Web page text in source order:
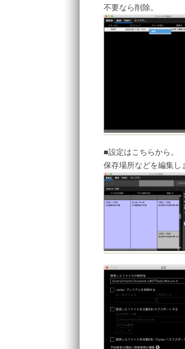
不要なら削除。
■設定はこちらから。
保存場所などを編集し